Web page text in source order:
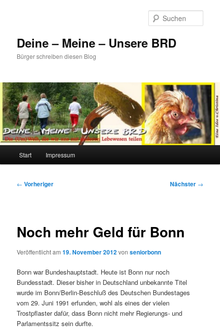
Deine – Meine – Unsere BRD
Bürger schreiben diesen Blog
Start Impressum
Beitragsnavigation
← Vorheriger Nächster →
Noch mehr Geld für Bonn
Veröffentlicht am19. November 2012vonseniorbonn
Bonn war Bundeshauptstadt. Heute ist Bonn nur noch
Bundesstadt. Dieser bisher in Deutschland unbekannte Titel
wurde im Bonn/Berlin-Beschluß des Deutschen Bundestages
vom 29. Juni 1991 erfunden, wohl als eines der vielen
Trostpflaster dafür, dass Bonn nicht mehr Regierungs- und
Parlamentssitz sein durfte.